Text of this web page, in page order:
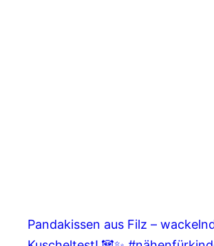
Pandakissen aus Filz –